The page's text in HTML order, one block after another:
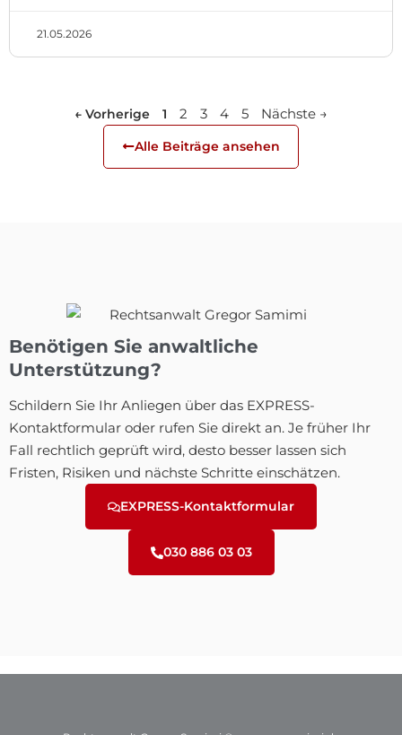
21.05.2026
← Vorherige 1 2 3 4 5 Nächste →
Alle Beiträge ansehen
Benötigen Sie anwaltliche
Unterstützung?
Schildern Sie Ihr Anliegen über das EXPRESS-
Kontaktformular oder rufen Sie direkt an. Je früher Ihr
Fall rechtlich geprüft wird, desto besser lassen sich
Fristen, Risiken und nächste Schritte einschätzen.
EXPRESS-Kontaktformular
030 886 03 03